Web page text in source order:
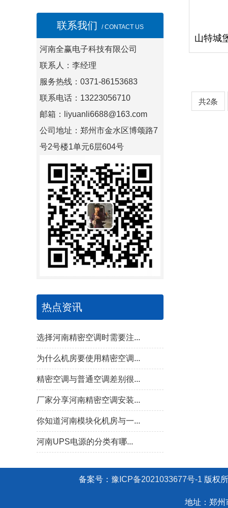
联系我们 / CONTACT US
河南全赢电子科技有限公司
联系人：李经理
服务热线：0371-86153683
联系电话：13223056710
邮箱：liyuanli6688@163.com
公司地址：郑州市金水区博颂路7
号2号楼1单元6层604号
热点资讯
选择河南精密空调时需要注...
为什么机房要使用精密空调...
精密空调与普通空调差别很...
厂家分享河南精密空调安装...
你知道河南模块化机房与一...
河南UPS电源的分类有哪...
共2条
备案号： 豫ICP备2021033677号-1 版权
地址：郑州